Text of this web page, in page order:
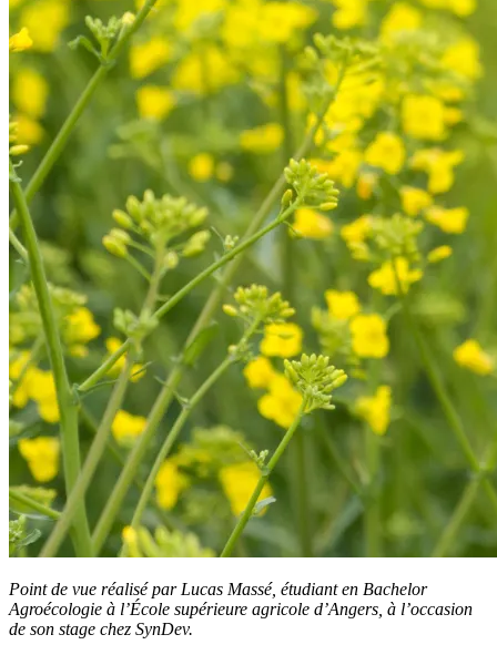
Point de vue réalisé par Lucas Massé, étudiant en Bachelor
Agroécologie à l’École supérieure agricole d’Angers, à l’occasion
de son stage chez SynDev.